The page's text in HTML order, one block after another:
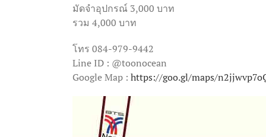
มัดจำอุปกรณ์ 3,000 บาท
รวม 4,000 บาท
โทร 084-979-9442
Line ID : @toonocean
Google Map : https://goo.gl/maps/